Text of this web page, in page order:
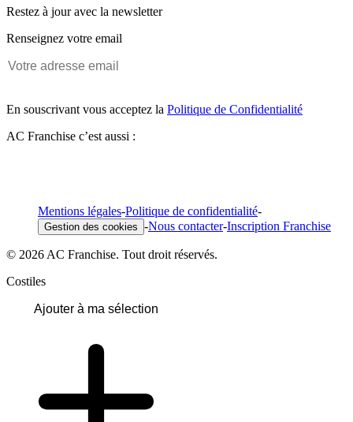
Restez à jour avec la newsletter
Renseignez votre email
En souscrivant vous acceptez la Politique de Confidentialité
AC Franchise c’est aussi :
Mentions légales-Politique de confidentialité-
Gestion des cookies -Nous contacter-Inscription Franchise
© 2026 AC Franchise. Tout droit réservés.
Costiles
Ajouter à ma sélection